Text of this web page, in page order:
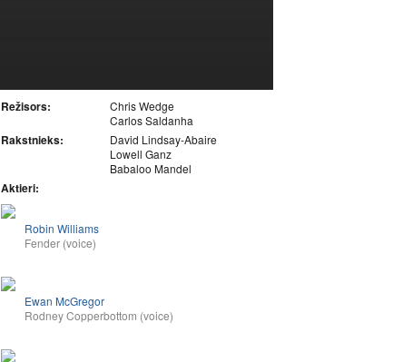
Režisors:
Chris Wedge
Carlos Saldanha
Rakstnieks:
David Lindsay-Abaire
Lowell Ganz
Babaloo Mandel
Aktieri:
Robin Williams
Fender (voice)
Ewan McGregor
Rodney Copperbottom (voice)